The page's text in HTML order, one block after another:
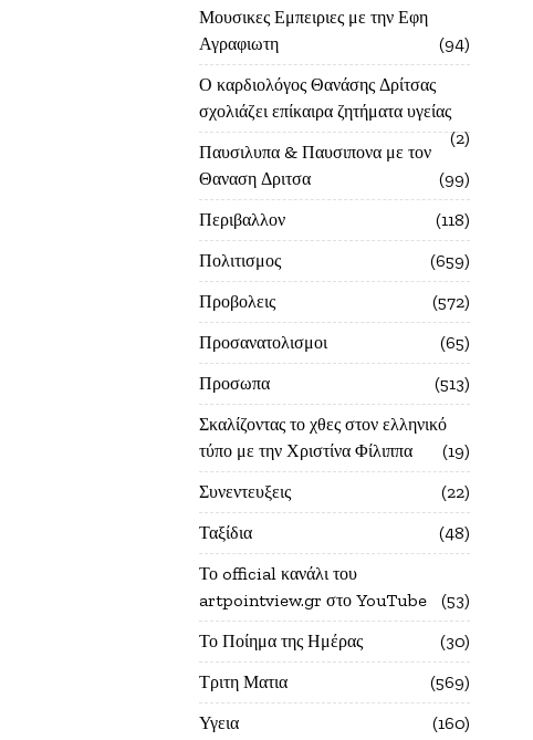
Μουσικες Εμπειριες με την Εφη
Αγραφιωτη
94
Ο καρδιολόγος Θανάσης Δρίτσας
σχολιάζει επίκαιρα ζητήματα υγείας
2
Παυσιλυπα & Παυσιπονα με τον
Θαναση Δριτσα
99
Περιβαλλον
118
Πολιτισμος
659
Προβολεις
572
Προσανατολισμοι
65
Προσωπα
513
Σκαλίζοντας το χθες στον ελληνικό
τύπο με την Χριστίνα Φίλιππα
19
Συνεντευξεις
22
Ταξίδια
48
Το official κανάλι του
artpointview.gr στο YouTube
53
Το Ποίημα της Ημέρας
30
Τριτη Ματια
569
Υγεια
160